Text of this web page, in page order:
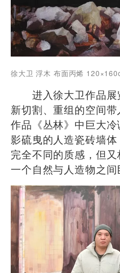
徐大卫 浮木 布面丙烯
进入徐大卫作品展
新切割、重组的空间带
作品《丛林》中巨大
影硫曳的人造瓷砖墙
完全不同的质感，但
一个自然与人造物之